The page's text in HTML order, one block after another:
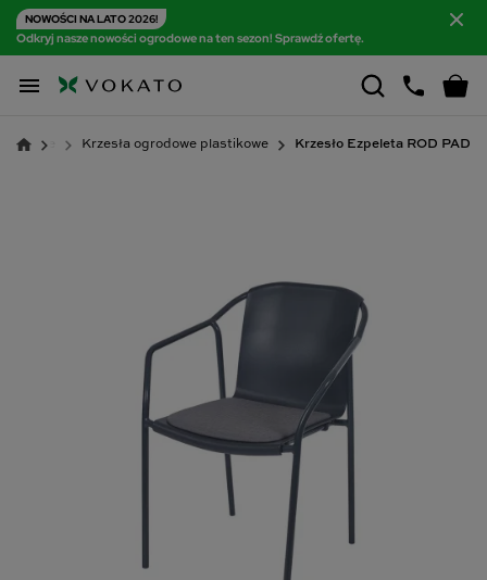
NOWOŚCI NA LATO 2026!
Odkryj nasze nowości ogrodowe na ten sezon! Sprawdź ofertę.

Krzesła ogrodowe plastikowe Krzesło Ezpeleta ROD PAD